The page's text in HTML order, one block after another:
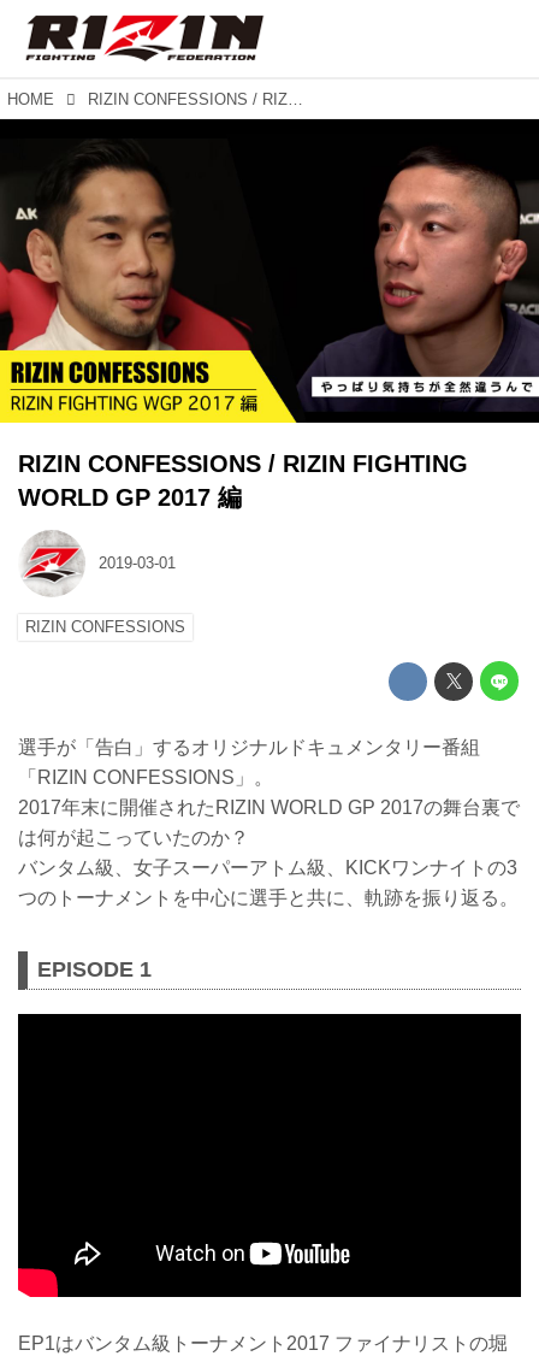
HOME RIZIN CONFESSIONS / RIZIN FIGHTING WORLD GP 2017 編
RIZIN CONFESSIONS / RIZIN FIGHTING
WORLD GP 2017 編
2019-03-01
RIZIN CONFESSIONS
選手が「告白」するオリジナルドキュメンタリー番組
「RIZIN CONFESSIONS」。
2017年末に開催されたRIZIN WORLD GP 2017の舞台裏で
は何が起こっていたのか？
バンタム級、女子スーパーアトム級、KICKワンナイトの3
つのトーナメントを中心に選手と共に、軌跡を振り返る。
EPISODE 1
EP1はバンタム級トーナメント2017 ファイナリストの堀